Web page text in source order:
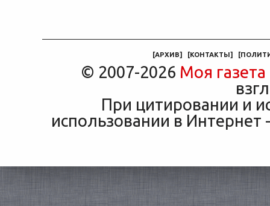
[АРХИВ] [КОНТАКТЫ] [
© 2007-2026 Моя газета
При цитировании и
использовании в Интернет